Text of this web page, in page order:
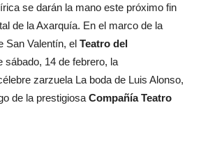
se darán la mano este próximo fin
de la Axarquía. En el marco de la
San Valentín, el Teatro del
sábado, 14 de febrero, la
zarzuela La boda de Luis Alonso,
de la prestigiosa Compañía Teatro